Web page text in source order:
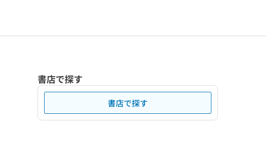
書店で探す
書店で探す